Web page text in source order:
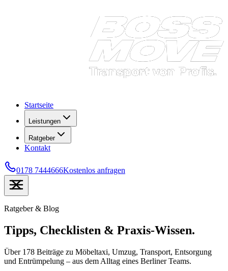
Startseite
Leistungen
Ratgeber
Kontakt
0178 7444666Kostenlos anfragen
Ratgeber & Blog
Tipps, Checklisten & Praxis-Wissen.
Über 178 Beiträge zu Möbeltaxi, Umzug, Transport, Entsorgung
und Entrümpelung – aus dem Alltag eines Berliner Teams.